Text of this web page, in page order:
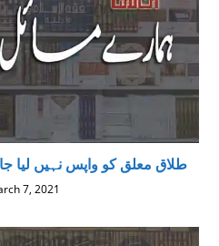
طلاق معلق کو واپس نہیں لیا
7, 2021